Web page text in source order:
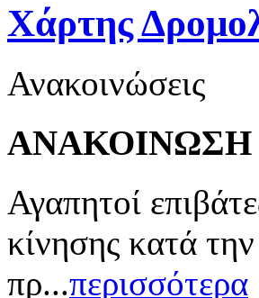
Χάρτης
Ανακοινώσεις
ΑΝΑΚΟΙΝΩΣΗ
Αγαπητοί
κίνησης κατά
πρ...περισσότερα